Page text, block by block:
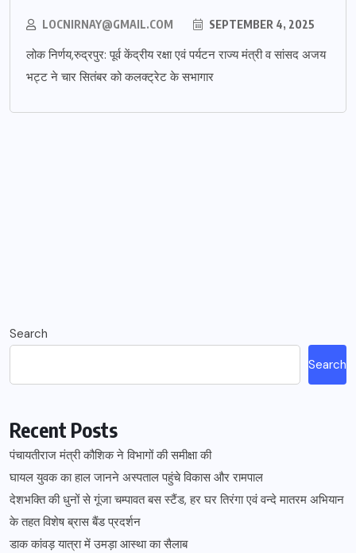
LOCNIRNAY@GMAIL.COM SEPTEMBER 4, 2025
लोक निर्णय,रुद्रपुर: पूर्व केंद्रीय रक्षा एवं पर्यटन राज्य मंत्री व सांसद अजय
भट्ट ने चार सितंबर को कलक्ट्रेट के सभागार
Search
Search
Recent Posts
पंचायतीराज मंत्री कौशिक ने विभागों की समीक्षा की
घायल युवक का हाल जानने अस्पताल पहुंचे विकास और रामपाल
देशभक्ति की धुनों से गूंजा चम्पावत बस स्टैंड, हर घर तिरंगा एवं वन्दे मातरम अभियान
के तहत विशेष ब्रास बैंड प्रदर्शन
डाक कांवड़ यात्रा में उमड़ा आस्था का सैलाब